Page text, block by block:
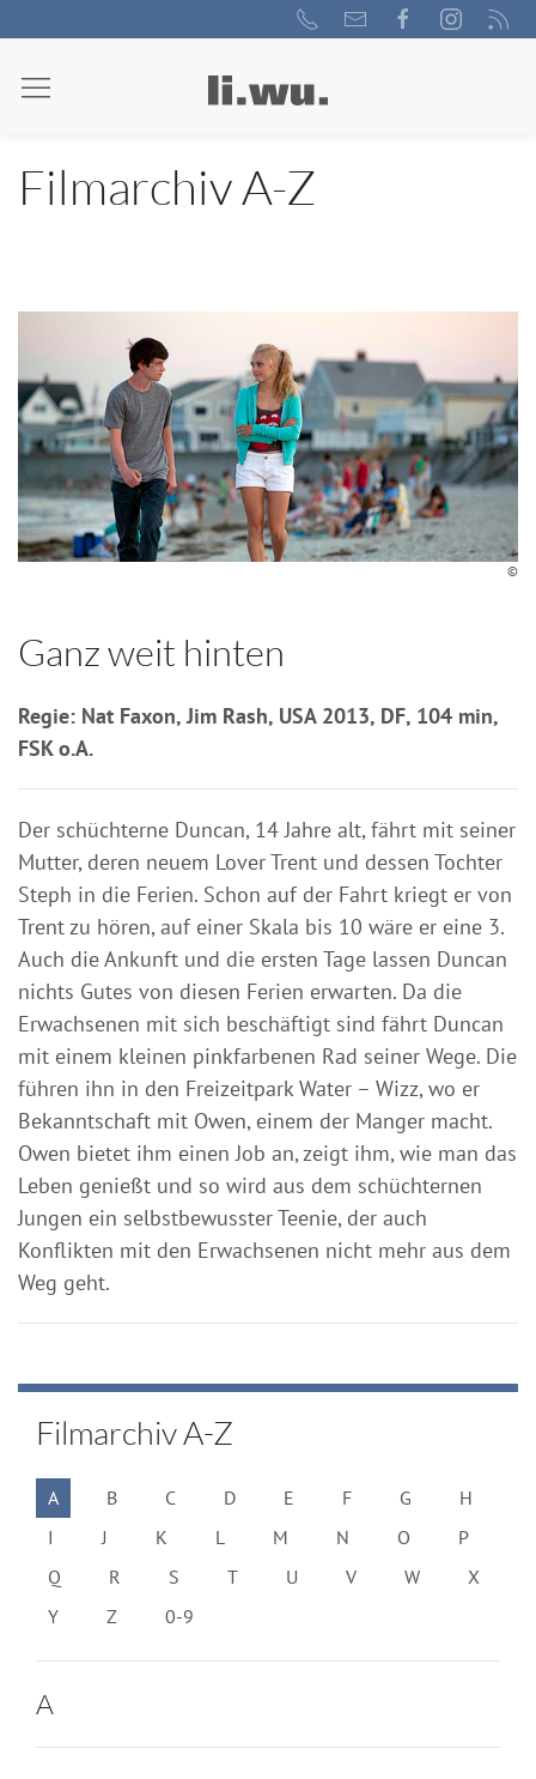
Filmarchiv A-Z
©
Ganz weit hinten
Regie: Nat Faxon, Jim Rash, USA 2013, DF, 104 min,
FSK o.A.
Der schüchterne Duncan, 14 Jahre alt, fährt mit seiner
Mutter, deren neuem Lover Trent und dessen Tochter
Steph in die Ferien. Schon auf der Fahrt kriegt er von
Trent zu hören, auf einer Skala bis 10 wäre er eine 3.
Auch die Ankunft und die ersten Tage lassen Duncan
nichts Gutes von diesen Ferien erwarten. Da die
Erwachsenen mit sich beschäftigt sind fährt Duncan
mit einem kleinen pinkfarbenen Rad seiner Wege. Die
führen ihn in den Freizeitpark Water – Wizz, wo er
Bekanntschaft mit Owen, einem der Manger macht.
Owen bietet ihm einen Job an, zeigt ihm, wie man das
Leben genießt und so wird aus dem schüchternen
Jungen ein selbstbewusster Teenie, der auch
Konflikten mit den Erwachsenen nicht mehr aus dem
Weg geht.
Filmarchiv A-Z
A B C D E F G
H
I
J K L M N O
P
Q
R S T U V W
X
Y
Z 0-9
A